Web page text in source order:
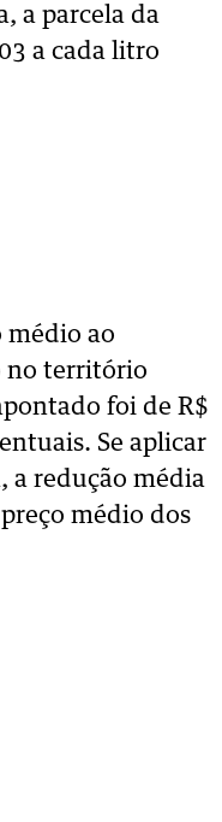
a parcela da
a cada litro
médio ao
no território
foi de R$
Se aplicar
a redução média
médio dos